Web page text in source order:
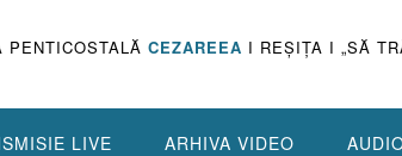
PENTICOSTALĂ CEZAREEA I REŞIŢA I „SĂ
LIVE ARHIVA VIDEO